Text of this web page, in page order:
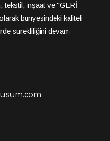
tekstil, inşaat ve "GERİ
bünyesindeki kaliteli
sürekliliğini devam